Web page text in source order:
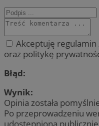
Akceptuję
oraz politykę
Błąd:
Wynik:
Opinia została
Po przeprowadzeniu